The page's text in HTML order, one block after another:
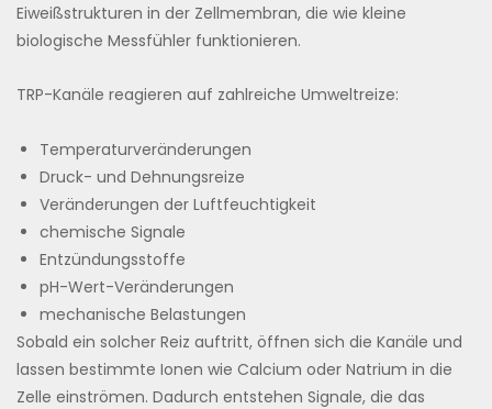
Eiweißstrukturen in der Zellmembran, die wie kleine
biologische Messfühler funktionieren.
TRP-Kanäle reagieren auf zahlreiche Umweltreize:
Temperaturveränderungen
Druck- und Dehnungsreize
Veränderungen der Luftfeuchtigkeit
chemische Signale
Entzündungsstoffe
pH-Wert-Veränderungen
mechanische Belastungen
Sobald ein solcher Reiz auftritt, öffnen sich die Kanäle und
lassen bestimmte Ionen wie Calcium oder Natrium in die
Zelle einströmen. Dadurch entstehen Signale, die das